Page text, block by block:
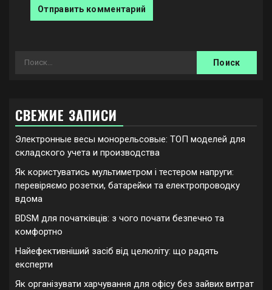
Найти:
СВЕЖИЕ ЗАПИСИ
Электронные весы монорельсовые: ТОП моделей для
складского учета и производства
Як користуватись мультиметром і тестером напруги:
перевіряємо розетки, батарейки та електропроводку
вдома
BDSM для початківців: з чого почати безпечно та
комфортно
Найефективніший засіб від целюліту: що радять
експерти
Як організувати харчування для офісу без зайвих витрат